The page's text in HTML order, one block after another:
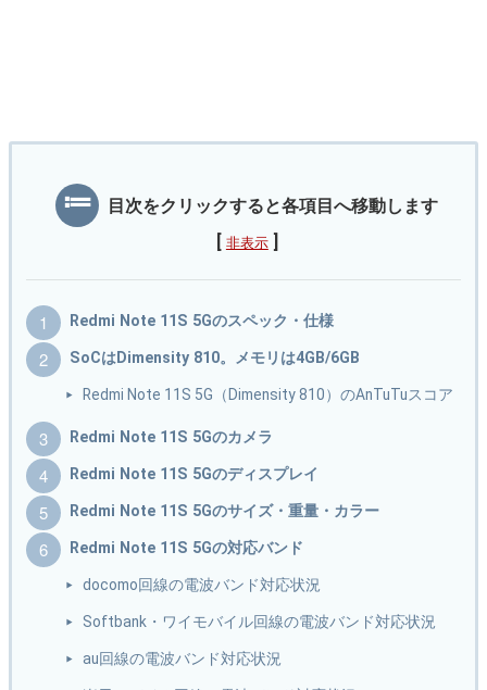
目次をクリックすると各項目へ移動します
非表示
Redmi Note 11S 5Gのスペック・仕様
SoCはDimensity 810。メモリは4GB/6GB
Redmi Note 11S 5G（Dimensity 810）のAnTuTuスコア
Redmi Note 11S 5Gのカメラ
Redmi Note 11S 5Gのディスプレイ
Redmi Note 11S 5Gのサイズ・重量・カラー
Redmi Note 11S 5Gの対応バンド
docomo回線の電波バンド対応状況
Softbank・ワイモバイル回線の電波バンド対応状況
au回線の電波バンド対応状況